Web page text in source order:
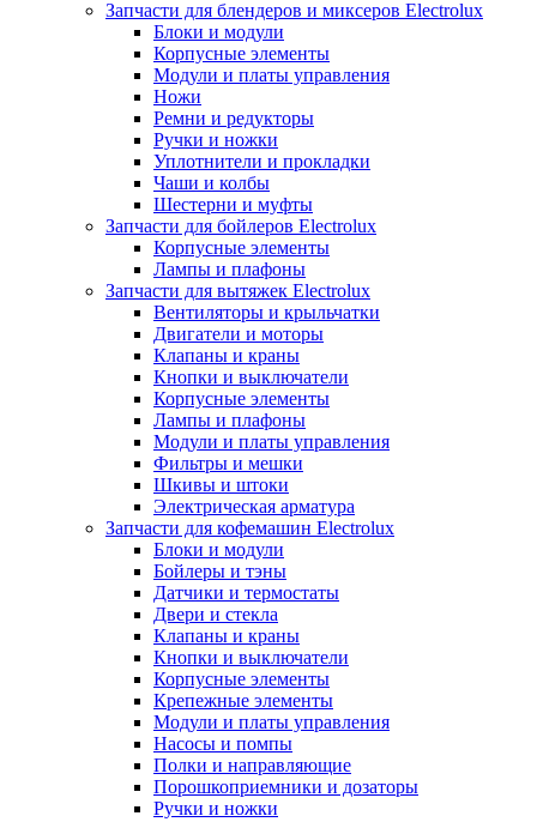
Запчасти для блендеров и миксеров Electrolux
Блоки и модули
Корпусные элементы
Модули и платы управления
Ножи
Ремни и редукторы
Ручки и ножки
Уплотнители и прокладки
Чаши и колбы
Шестерни и муфты
Запчасти для бойлеров Electrolux
Корпусные элементы
Лампы и плафоны
Запчасти для вытяжек Electrolux
Вентиляторы и крыльчатки
Двигатели и моторы
Клапаны и краны
Кнопки и выключатели
Корпусные элементы
Лампы и плафоны
Модули и платы управления
Фильтры и мешки
Шкивы и штоки
Электрическая арматура
Запчасти для кофемашин Electrolux
Блоки и модули
Бойлеры и тэны
Датчики и термостаты
Двери и стекла
Клапаны и краны
Кнопки и выключатели
Корпусные элементы
Крепежные элементы
Модули и платы управления
Насосы и помпы
Полки и направляющие
Порошкоприемники и дозаторы
Ручки и ножки